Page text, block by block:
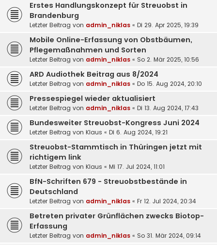
Erstes Handlungskonzept für Streuobst in
Brandenburg
Letzter Beitrag von admin_niklas « Di 29. Apr 2025, 19:39
Mobile Online-Erfassung von Obstbäumen,
Pflegemaßnahmen und Sorten
Letzter Beitrag von admin_niklas « So 2. Mär 2025, 10:56
ARD Audiothek Beitrag aus 8/2024
Letzter Beitrag von admin_niklas « Do 15. Aug 2024, 20:10
Pressespiegel wieder aktualisiert
Letzter Beitrag von admin_niklas « Di 13. Aug 2024, 17:43
Bundesweiter Streuobst-Kongress Juni 2024
Letzter Beitrag von Klaus « Di 6. Aug 2024, 19:21
Streuobst-Stammtisch in Thüringen jetzt mit
richtigem link
Letzter Beitrag von Klaus « Mi 17. Jul 2024, 11:01
BfN-Schriften 679 - Streuobstbestände in
Deutschland
Letzter Beitrag von admin_niklas « Fr 12. Jul 2024, 20:34
Betreten privater Grünflächen zwecks Biotop-
Erfassung
Letzter Beitrag von admin_niklas « So 31. Mär 2024, 09:14